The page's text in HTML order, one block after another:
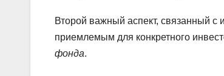
Второй важный аспект, связанный
приемлемым для конкретного
фонда.